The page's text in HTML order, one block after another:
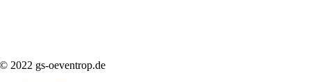
© 2022 gs-oeventrop.de